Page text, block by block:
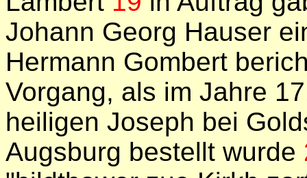
Johann Georg Hauser
Hermann Gombert
Vorgang, als im Jahre
heiligen Joseph bei
Augsburg bestellt wurde